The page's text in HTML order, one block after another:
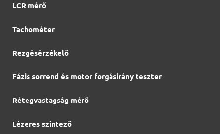
LCR mérő
Tachométer
Rezgésérzékelő
Fázis sorrend és motor forgásirány teszter
Rétegvastagság mérő
Lézeres szintező